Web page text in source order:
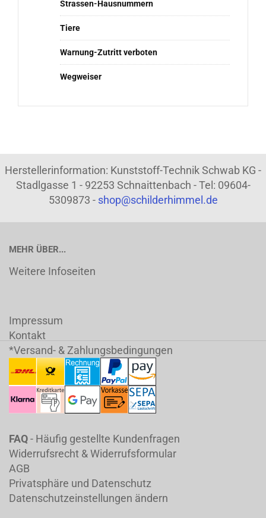
Strassen-Hausnummern
Tiere
Warnung-Zutritt verboten
Wegweiser
Herstellerinformation: Kunststoff-Technik Schwab KG -
Stadlgasse 1 - 92253 Schnaittenbach - Tel: 09604-
5309873 - shop@schilderhimmel.de
MEHR ÜBER...
Weitere Infoseiten
Impressum
Kontakt
*Versand- & Zahlungsbedingungen
FAQ- Häufig gestellte Kundenfragen
Widerrufsrecht & Widerrufsformular
AGB
Privatsphäre und Datenschutz
Datenschutzeinstellungen ändern